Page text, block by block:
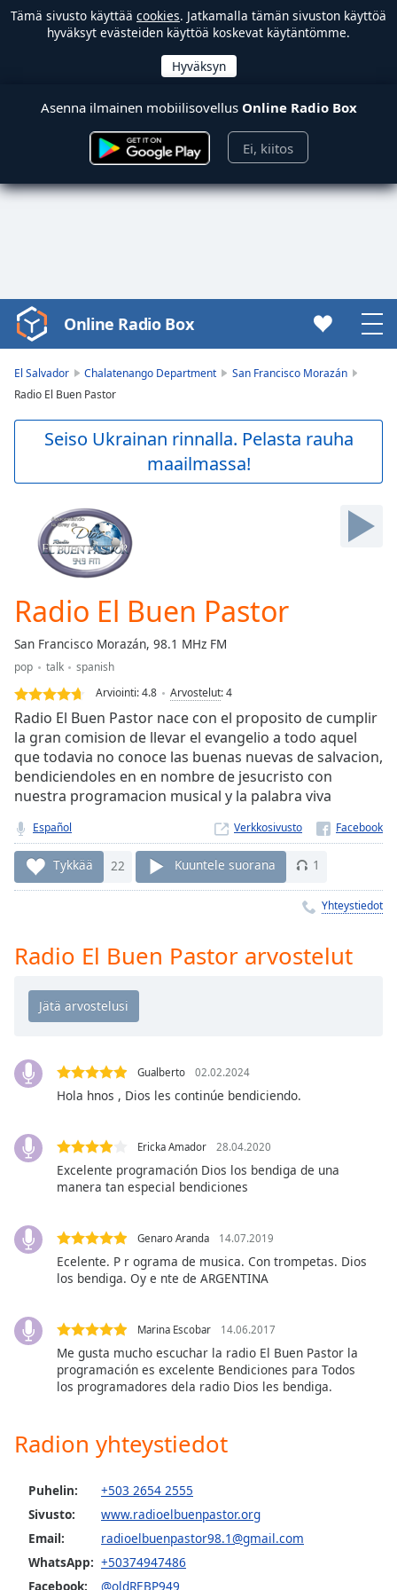
Tämä sivusto käyttää cookies. Jatkamalla tämän sivuston käyttöä
hyväksyt evästeiden käyttöä koskevat käytäntömme.
Asenna ilmainen mobiilisovellus Online Radio Box
Ei, kiitos
Video
Player
loading.
Video
Backward
Current
0:00
Duration -:-
0.00%
Stream
TypeLIVE
live,
currently
behind
liveLIVE
Remaining
Time-
1x
Playback
Rate
Chapters
Descriptions
selected
subtitles
settings,
opens
subtitles
dialog
subtitles
Audio
Track
This
modal
window.
Beginning
Online Radio Box
El Salvador Chalatenango Department
San Francisco Morazán
Radio El Buen Pastor
Seiso Ukrainan rinnalla. Pelasta rauha
maailmassa!
Radio El Buen Pastor
San Francisco Morazán, 98.1 MHz FM
pop talk
spanish
Arviointi:4.8 Arvostelut:4
Radio El Buen Pastor nace con el proposito de cumplir
la gran comision de llevar el evangelio a todo aquel
que todavia no conoce las buenas nuevas de salvacion,
bendiciendoles en en nombre de jesucristo con
nuestra programacion musical y la palabra viva
Español Verkkosivusto
Tykkää 22 Kuuntele suorana 1
Yhteystiedot
Radio El Buen Pastor arvostelut
Gualberto 02.02.2024
Hola hnos , Dios les continúe bendiciendo.
Ericka Amador 28.04.2020
Excelente programación Dios los bendiga de una
manera tan especial bendiciones
Genaro Aranda 14.07.2019
Ecelente. P r ograma de musica. Con trompetas. Dios
los bendiga. Oy e nte de ARGENTINA
Marina Escobar 14.06.2017
Me gusta mucho escuchar la radio El Buen Pastor la
programación es excelente Bendiciones para Todos
los programadores dela radio Dios les bendiga.
Radion yhteystiedot
Puhelin:
+503 2654 2555
Sivusto:
www.radioelbuenpastor.org
Email:
radioelbuenpastor98.1@gmail.com
WhatsApp: +50374947486
Facebook:
@oldREBP949